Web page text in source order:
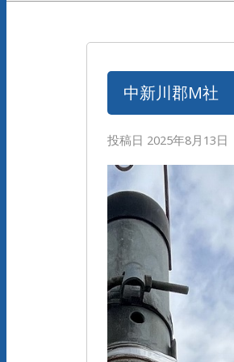
中新川郡M社
投稿日 2025年8月13日